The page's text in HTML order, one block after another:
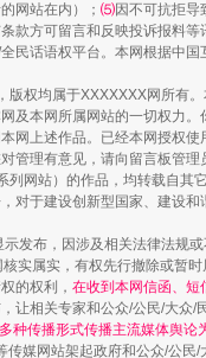
网站在内）； ⑸因不可抗拒导
款方可留言和反映投诉报料
民话语权平台。本网根据中
版权均属于XXXXXXX网所有
及本网所属网站的一切权力
网上述作品。已经本网授权
管理有意见，请向留言板管理
列网站）的作品，均转载自
对于建设创新型国家、建设
发布，因涉及相关法律法规
实属实，有权先行撤除或暂
的权利， 在收到本网信函、短
让相关专家和公众/公民/大
种传播形式传播主流媒体舆论
媒网站架起政府和公众/公